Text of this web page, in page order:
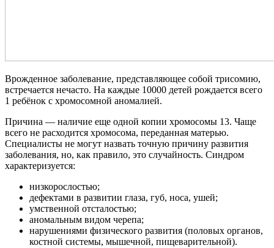
Врожденное заболевание, представляющее собой трисомию,
встречается нечасто. На каждые 10000 детей рождается всего
1 ребёнок с хромосомной аномалией.
Причина — наличие еще одной копии хромосомы 13. Чаще
всего не расходится хромосома, переданная матерью.
Специалисты не могут назвать точную причину развития
заболевания, но, как правило, это случайность. Синдром
характеризуется:
низкорослостью;
дефектами в развитии глаза, губ, носа, ушей;
умственной отсталостью;
аномальным видом черепа;
нарушениями физического развития (половых органов,
костной системы, мышечной, пищеварительной).